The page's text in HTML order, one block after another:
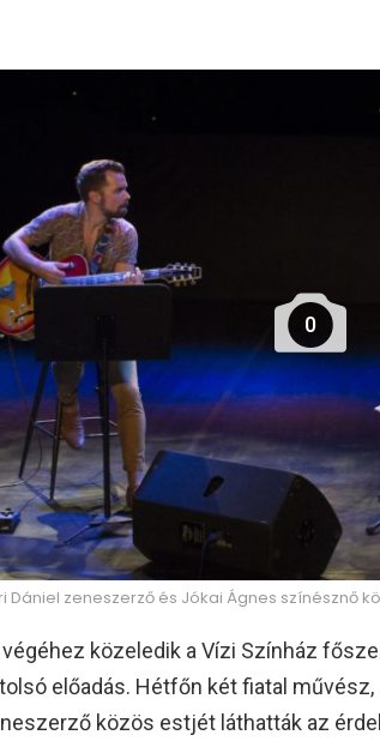
0
Dániel zeneszerző és Jókai Ágnes színésznő
végéhez közeledik a Vízi Színház
előadás. Hétfőn két fiatal
közös estjét láthatták az